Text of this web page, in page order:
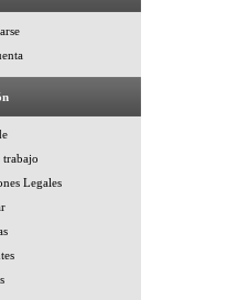
trabajo
Legales